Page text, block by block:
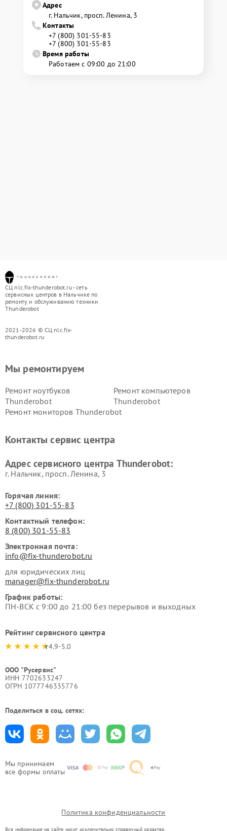
Адрес
г. Нальчик, просп. Ленина, 3
Контакты
+7 (800) 301-55-83
+7 (800) 301-55-83
Время работы
Работаем с 09:00 до 21:00
СЦ nlc.fix-thunderobot.ru - сеть
сервисных центров в Нальчике по
ремонту и обслуживанию техники
Thunderobot
2021-2026 © СЦ nlc.fix-
thunderobot.ru
Мы принимаем
все формы оплаты
Мы ремонтируем
Ремонт ноутбуков
Thunderobot
Ремонт компьютеров
Thunderobot
Ремонт мониторов Thunderobot
Контакты сервис центра
Адрес сервисного центра Thunderobot:
г. Нальчик, просп. Ленина, 3
Горячая линия:
+7 (800) 301-55-83
Контактный телефон:
8 (800) 301-55-83
Электронная почта:
info@fix-thunderobot.ru
для юридических лиц
manager@fix-thunderobot.ru
График работы:
ПН-ВСК с 9:00 до 21:00 без перерывов и выходных
Рейтинг сервисного центра
4.9-5.0
ООО "Русервис"
ИНН 7702633247
ОГРН 1077746335776
Поделиться в соц. сетях:
Политика конфиденциальности
Вся информация на сайте носит исключительно справочный характер.